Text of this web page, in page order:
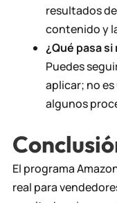
resultados
contenido y
¿Qué pasa si
Puedes
aplicar; no
algunos
El programa
real para